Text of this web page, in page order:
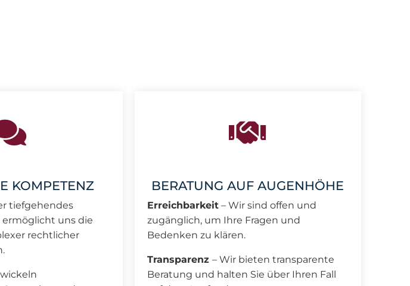
KOMPETENZ
tiefgehendes
ermöglicht uns die
rechtlicher
BERATUNG AUF AUGENHÖHE
Erreichbarkeit– Wir sind offen und
zugänglich, um Ihre Fragen und
Bedenken zu klären.
Transparenz – Wir bieten transparente
Beratung und halten Sie über Ihren Fall